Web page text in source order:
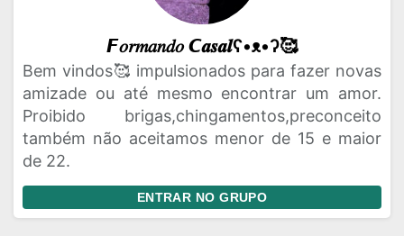
𝙁𝑜𝑟𝑚𝑎𝑛𝑑𝑜 𝘾𝒂𝒔𝒂𝒍ʕ•ᴥ•ʔ🥰
Bem vindos🥰 impulsionados para fazer novas
amizade ou até mesmo encontrar um amor.
Proibido brigas,chingamentos,preconceito
também não aceitamos menor de 15 e maior
de 22.
ENTRAR NO GRUPO